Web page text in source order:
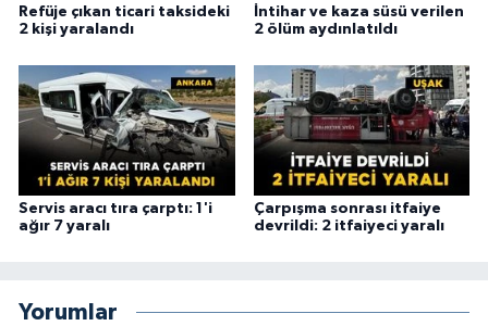
Refüje çıkan ticari taksideki
2 kişi yaralandı
İntihar ve kaza süsü verilen
2 ölüm aydınlatıldı
Servis aracı tıra çarptı: 1'i
ağır 7 yaralı
Çarpışma sonrası itfaiye
devrildi: 2 itfaiyeci yaralı
Yorumlar